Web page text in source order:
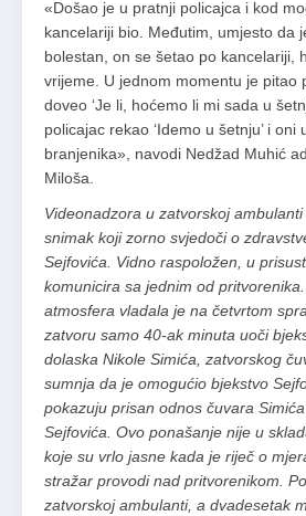
«Došao je u pratnji policajca i kod
kancelariji bio. Međutim, umjesto da
bolestan, on se šetao po kancelariji,
vrijeme. U jednom momentu je pitao
doveo ‘Je li, hoćemo li mi sada u
policajac rekao ‘Idemo u šetnju’ i oni
branjenika», navodi Nedžad Muhić
Miloša.
Videonadzora u zatvorskoj
snimak koji zorno svjedoči o
Sejfovića. Vidno raspoložen, u
komunicira sa jednim od
atmosfera vladala je na četvrtom
zatvoru samo 40-ak minuta uoči
dolaska Nikole Simića, zatvorskog
sumnja da je omogućio bjekstvo
pokazuju prisan odnos čuvara
Sejfovića. Ovo ponašanje nije u
koje su vrlo jasne kada je riječ o
stražar provodi nad pritvorenikom.
zatvorskoj ambulanti, a dvadesetak